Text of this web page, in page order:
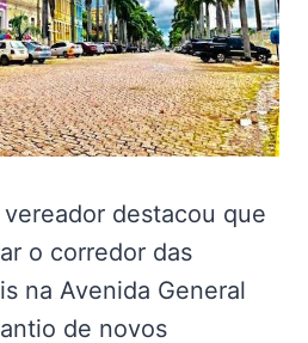
destacou que
o corredor das
na Avenida General
de novos